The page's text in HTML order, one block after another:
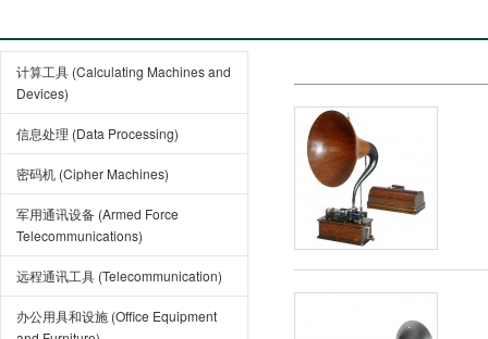
计算工具 (Calculating Machines and
Devices)
信息处理 (Data Processing)
密码机 (Cipher Machines)
军用通讯设备 (Armed Force
Telecommunications)
远程通讯工具 (Telecommunication)
办公用具和设施 (Office Equipment